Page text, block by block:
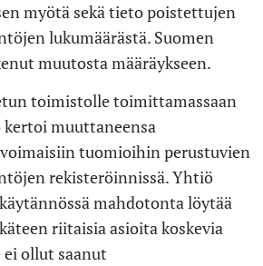
myötä sekä tieto poistettujen
lukumäärästä. Suomen
muutosta määräykseen.
toimistolle toimittamassaan
kertoi muuttaneensa
tuomioihin perustuvien
rekisteröinnissä. Yhtiö
mahdotonta löytää
riitaisia asioita koskevia
ollut saanut